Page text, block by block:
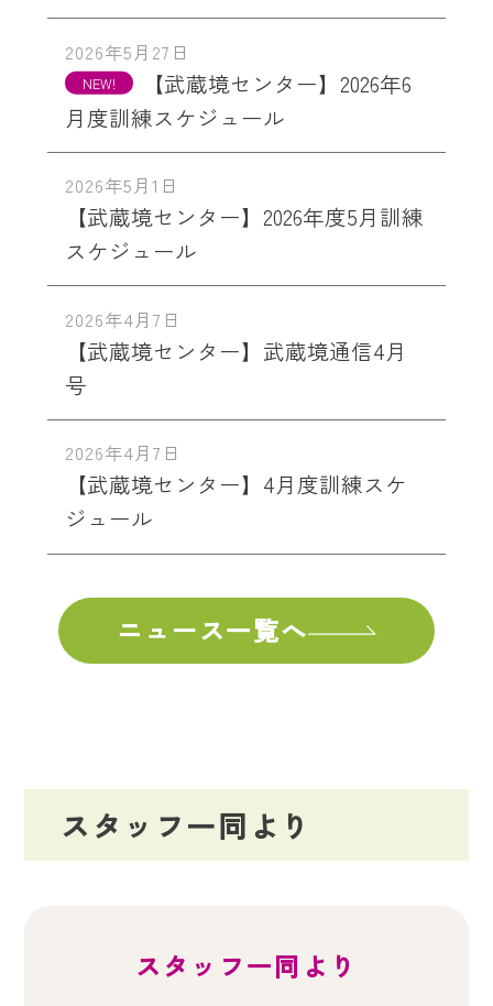
2026年5月27日
【武蔵境センター】2026年6
月度訓練スケジュール
2026年5月1日
【武蔵境センター】2026年度5月訓練
スケジュール
2026年4月7日
【武蔵境センター】武蔵境通信4月
号
2026年4月7日
【武蔵境センター】4月度訓練スケ
ジュール
ニュース一覧へ
スタッフ一同より
スタッフ一同より